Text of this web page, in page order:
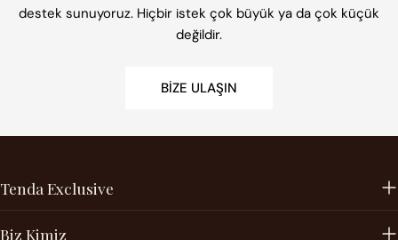
destek sunuyoruz. Hiçbir istek çok büyük ya da çok küçük
değildir.
BIZE ULAŞIN
Tenda Exclusive
Biz Kimiz